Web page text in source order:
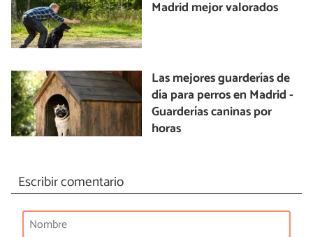
Madrid mejor valorados
Las mejores guarderías de
día para perros en Madrid -
Guarderías caninas por
horas
Escribir comentario